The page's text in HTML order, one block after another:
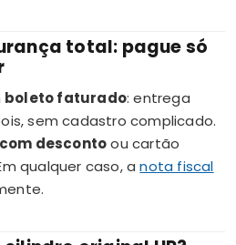
total: pague só
boleto faturado: entrega
sem cadastro complicado.
descontoou cartão
qualquer caso, anota fiscal